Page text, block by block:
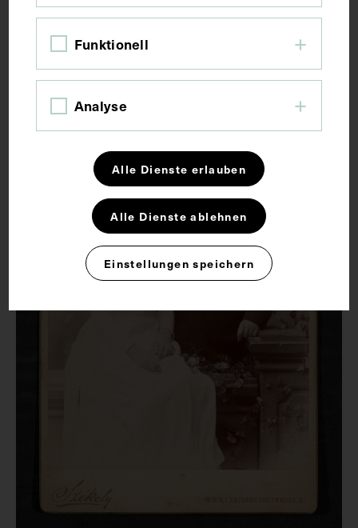
Funktionell
Analyse
Alle Dienste erlauben
Alle Dienste ablehnen
Einstellungen speichern